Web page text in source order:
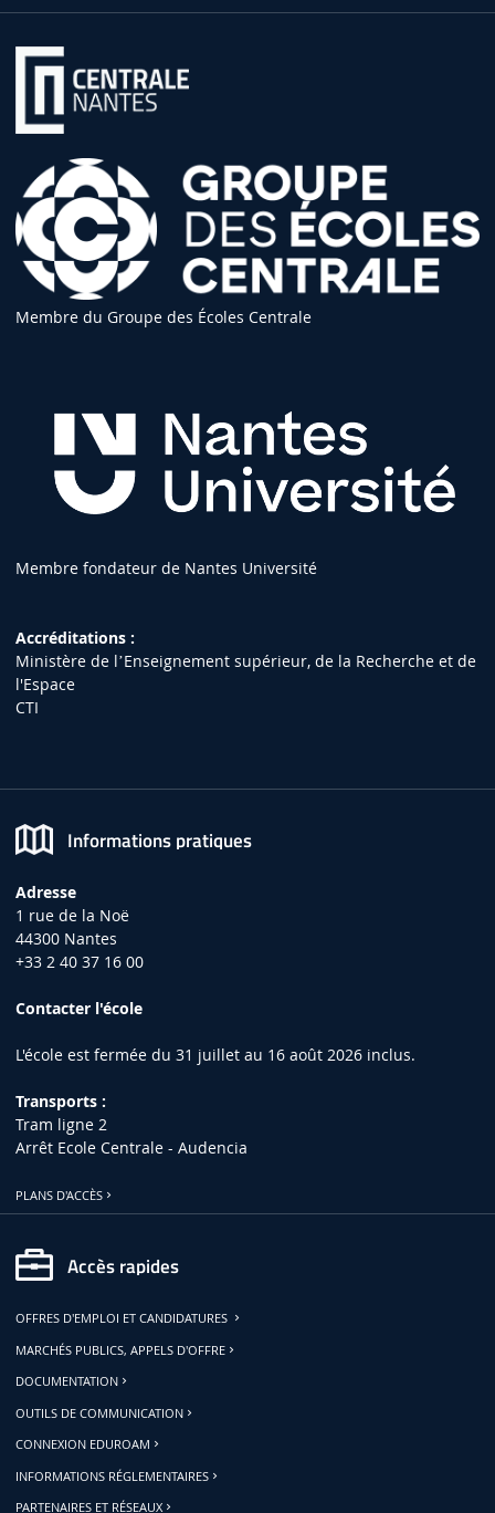
Membre du Groupe des Écoles Centrale
Membre fondateur de Nantes Université
Accréditations :
Ministère de lʼEnseignement supérieur, de la Recherche et de
l'Espace
CTI
Informations pratiques
Adresse
1 rue de la Noë
44300 Nantes
+33 2 40 37 16 00
Contacter l'école
L'école est fermée du 31 juillet au 16 août 2026 inclus.
Transports :
Tram ligne 2
Arrêt Ecole Centrale - Audencia
PLANS D'ACCÈS
Accès rapides
OFFRES D'EMPLOI ET CANDIDATURES
MARCHÉS PUBLICS, APPELS D'OFFRE
DOCUMENTATION
OUTILS DE COMMUNICATION
CONNEXION EDUROAM
INFORMATIONS RÉGLEMENTAIRES
PARTENAIRES ET RÉSEAUX